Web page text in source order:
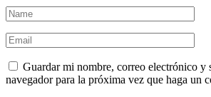
Guardar mi nombre, correo electrónico y
navegador para la próxima vez que haga un